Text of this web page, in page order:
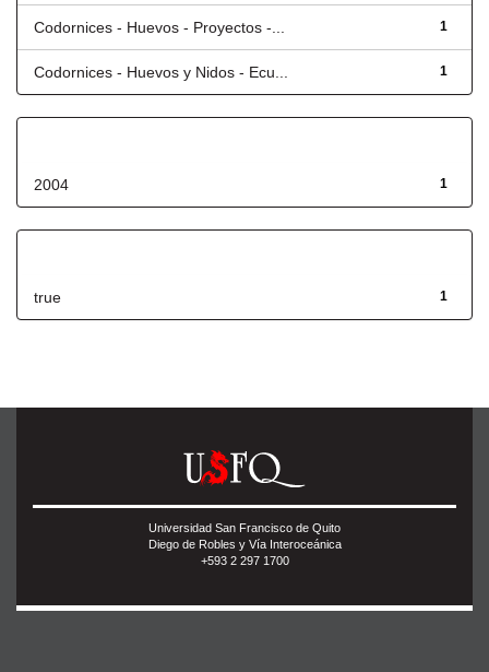
1
Codornices - Huevos - Proyectos -...
1
Codornices - Huevos y Nidos - Ecu...
1
2004
1
true
Universidad San Francisco de Quito
Diego de Robles y Vía Interoceánica
+593 2 297 1700